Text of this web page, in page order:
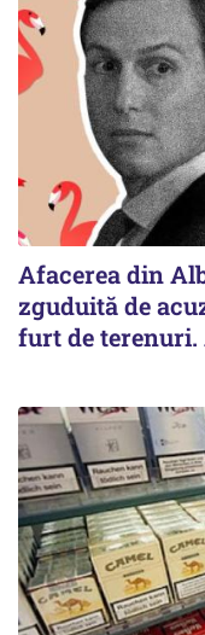
Afacerea din
zguduită de
furt de terenuri.